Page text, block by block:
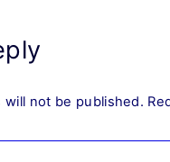
will not be published.